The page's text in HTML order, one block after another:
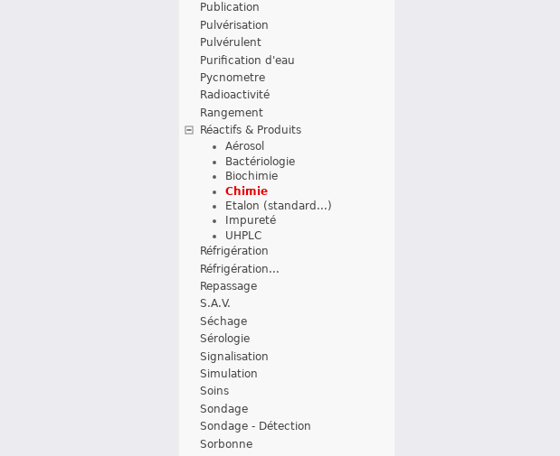
Publication
Pulvérisation
Pulvérulent
Purification d'eau
Pycnometre
Radioactivité
Rangement
Réactifs & Produits
Aérosol
Bactériologie
Biochimie
Chimie
Etalon (standard...)
Impureté
UHPLC
Réfrigération
Réfrigération...
Repassage
S.A.V.
Séchage
Sérologie
Signalisation
Simulation
Soins
Sondage
Sondage - Détection
Sorbonne